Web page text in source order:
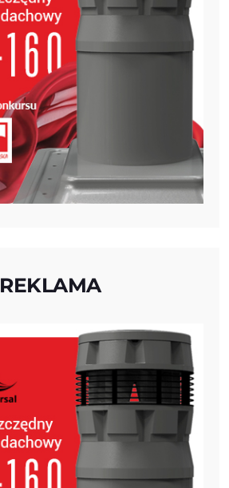
REKLAMA